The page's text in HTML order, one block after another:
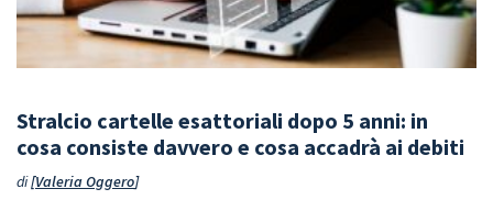
Stralcio cartelle esattoriali dopo 5 anni: in
cosa consiste davvero e cosa accadrà ai debiti
di Valeria Oggero